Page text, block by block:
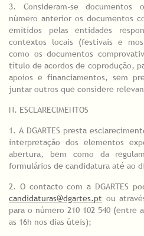
3. Consideram-se documentos
número anterior os documentos
emitidos pelas entidades
contextos locais (festivais e
como os documentos
título de acordos de coprodução,
apoios e financiamentos, sem
juntar outros que considere
N. ESCLARECIMENTOS
1. A DGARTES presta
interpretação dos elementos
abertura, bem como da
formulários de candidatura até ao
2. O contacto com a DGARTES
candidaturas@dgartes.pt ou
para o número 210 102 540 (entre
as 16h nos dias úteis);